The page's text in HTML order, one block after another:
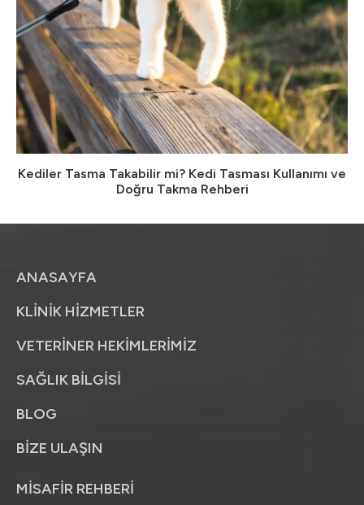
Kediler Tasma Takabilir mi? Kedi Tasması Kullanımı ve
Doğru Takma Rehberi
ANASAYFA
KLİNİK HİZMETLER
VETERİNER HEKİMLERİMİZ
SAĞLIK BİLGİSİ
BLOG
BİZE ULAŞIN
MİSAFİR REHBERİ